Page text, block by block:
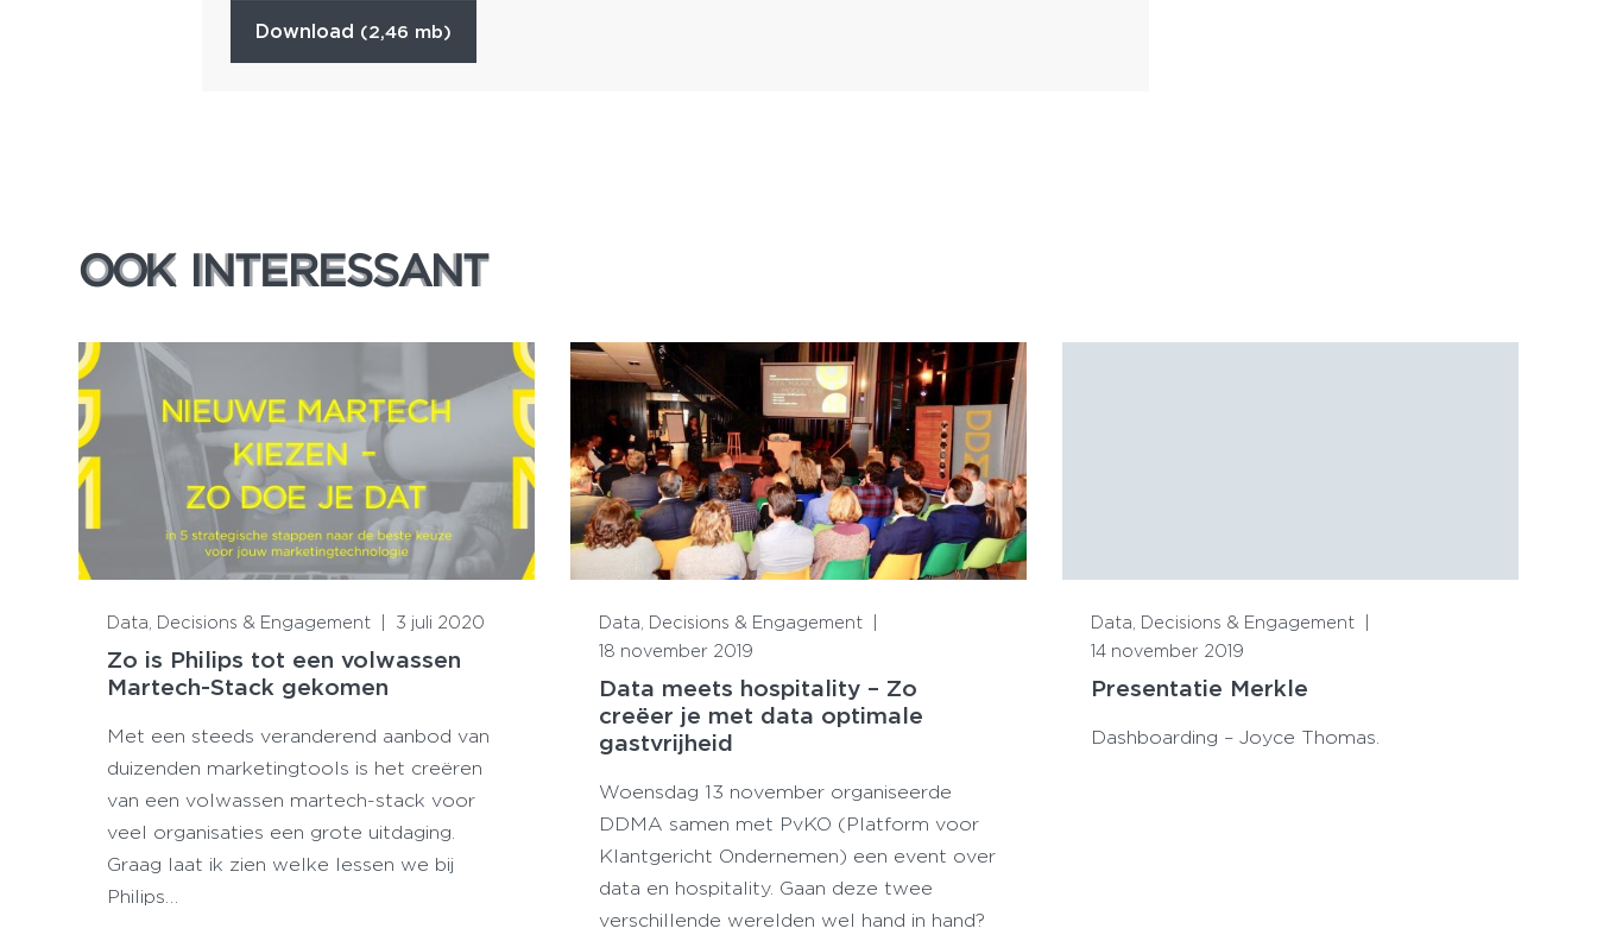
download (2,46 mb)
OOK INTERESSANT
OOK INTERESSANT
Data, Decisions & Engagement 3 juli 2020
Zo is Philips tot een volwassen
Martech-Stack gekomen
Met een steeds veranderend aanbod van
duizenden marketingtools is het creëren
van een volwassen martech-stack voor
veel organisaties een grote uitdaging.
Graag laat ik zien welke lessen we bij
Philips…
Data, Decisions & Engagement
18 november 2019
Data meets hospitality – Zo
creëer je met data optimale
gastvrijheid
Woensdag 13 november organiseerde
DDMA samen met PvKO (Platform voor
Klantgericht Ondernemen) een event over
data en hospitality. Gaan deze twee
verschillende werelden wel hand in hand?
Data, Decisions & Engagement
14 november 2019
Presentatie Merkle
Dashboarding – Joyce Thomas.